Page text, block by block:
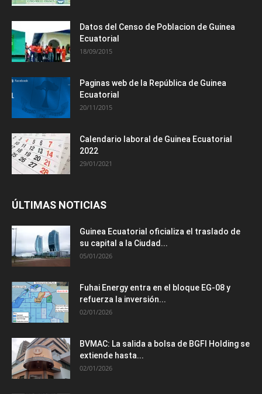
Datos del Censo de Poblacion de Guinea
Ecuatorial
18/09/2015
Paginas web de la República de Guinea
Ecuatorial
20/11/2015
Calendario laboral de Guinea Ecuatorial
2022
29/01/2021
ÚLTIMAS NOTICIAS
Guinea Ecuatorial oficializa el traslado de
su capital a la Ciudad...
05/01/2026
Fuhai Energy entra en el bloque EG-08 y
refuerza la inversión...
02/01/2026
BVMAC: La salida a bolsa de BGFI Holding se
extiende hasta...
02/01/2026